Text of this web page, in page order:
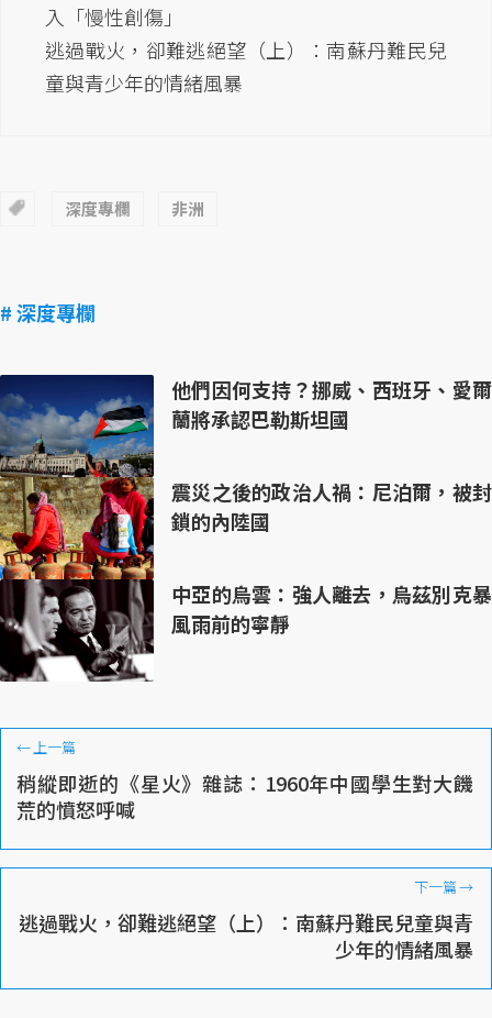
入「慢性創傷」
逃過戰火，卻難逃絕望（上）：南蘇丹難民兒
童與青少年的情緒風暴
深度專欄 非洲
# 深度專欄
他們因何支持？挪威、西班牙、愛爾
蘭將承認巴勒斯坦國
震災之後的政治人禍：尼泊爾，被封
鎖的內陸國
中亞的烏雲：強人離去，烏茲別克暴
風雨前的寧靜
←上一篇
稍縱即逝的《星火》雜誌：1960年中國學生對大饑
荒的憤怒呼喊
下一篇→
逃過戰火，卻難逃絕望（上）：南蘇丹難民兒童與青
少年的情緒風暴